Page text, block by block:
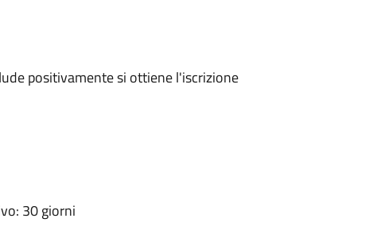
positivamente si ottiene l'iscrizione
30 giorni